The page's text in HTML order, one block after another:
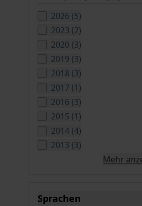
2026 (5verfügbare
)
2023 (2verfügbare
)
2020 (3verfügbare
)
2019 (3verfügbare
)
2018 (3verfügbare
)
2017 (1verfügbare
)
2016 (3verfügbare
)
2015 (1verfügbare
)
2014 (4verfügbare
)
2013 (3verfügbare
)
Mehr
Sprachen